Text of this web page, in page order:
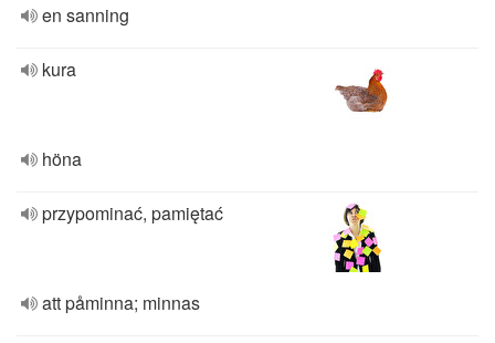
en sanning
kura
höna
przypominać, pamiętać
att påminna; minnas